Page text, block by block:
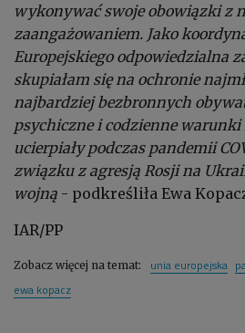
wykonywać swoje obowiązki z
zaangażowaniem. Jako
Europejskiego odpowiedzialna
skupiałam się na ochronie
najbardziej bezbronnych
psychiczne i codzienne warunki
ucierpiały podczas pandemii
związku z agresją Rosji na
wojną - podkreśliła Ewa
IAR/PP
Zobacz więcej na temat: unia europejska
ewa kopacz